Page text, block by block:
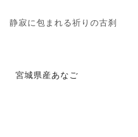
静寂に包まれる祈りの古刹
宮城県産あなご